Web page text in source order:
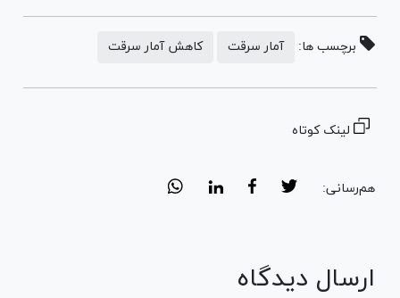
برچسب ها: آمار سرقت کاهش آمار سرقت
لینک کوتاه
هم‌رسانی:
ارسال دیدگاه